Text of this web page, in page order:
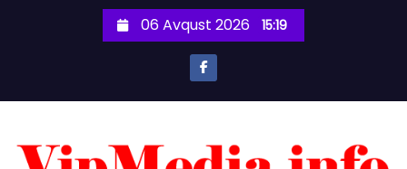
06 Avqust 2026 15:19